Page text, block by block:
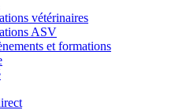
vétérinaires
ASV
et formations